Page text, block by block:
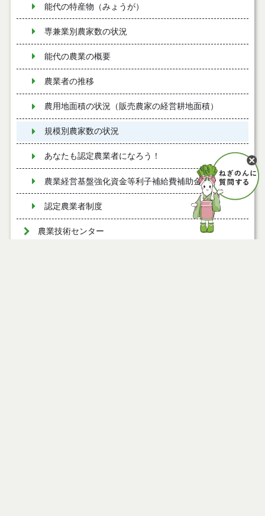
能代の特産物（みょうが）
専兼業別農家数の状況
能代の農業の概要
農業者の推移
農用地面積の状況（販売農家の経営耕地面積）
規模別農家数の状況
あなたも認定農業者になろう！
農業経営基盤強化資金等利子補給費補助金
認定農業者制度
農業技術センター